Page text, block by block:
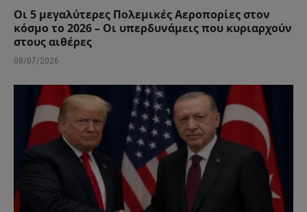
Οι 5 μεγαλύτερες Πολεμικές Αεροπορίες στον
κόσμο το 2026 – Οι υπερδυνάμεις που κυριαρχούν
στους αιθέρες
08/07/2026